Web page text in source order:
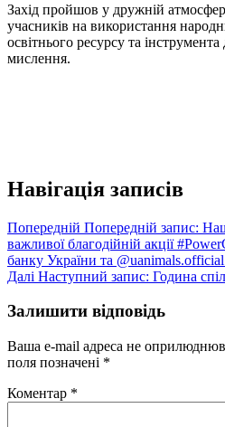
Захід пройшов у дружній
учасників на використання
освітнього ресурсу та
мислення.
Навігація записів
Попередній Попередній запис:
важливої благодійній акції
банку України та
Далі Наступний запис: Година
Залишити відповідь
Ваша e-mail адреса не
поля позначені *
Коментар *